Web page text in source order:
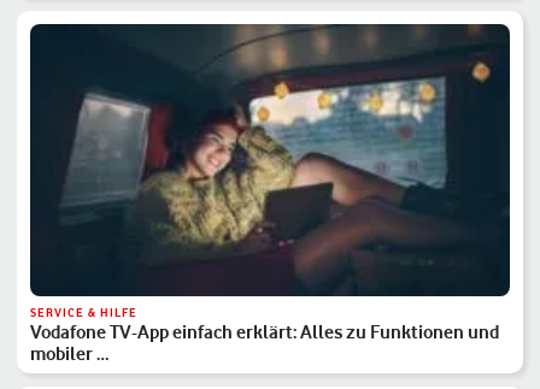
SERVICE & HILFE
Vodafone TV-App einfach erklärt: Alles zu Funktionen und
mobiler …